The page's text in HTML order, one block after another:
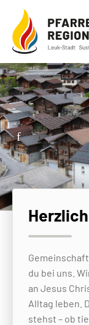
du bei uns.
an Jesus
Alltag leben.
stehst – ob